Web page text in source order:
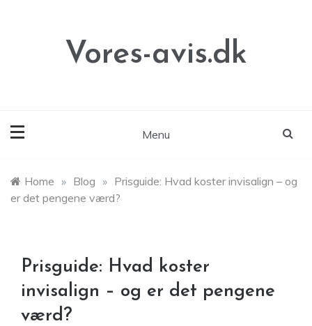
Vores-avis.dk
Menu
Home » Blog » Prisguide: Hvad koster invisalign – og
er det pengene værd?
Prisguide: Hvad koster
invisalign – og er det pengene
værd?